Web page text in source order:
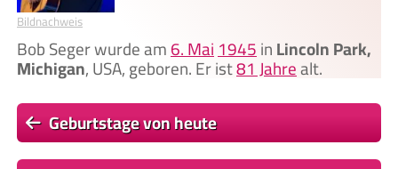
Bildnachweis
Bob Seger wurde am6. Mai1945inLincoln Park,
Michigan, USA, geboren. Er ist81 Jahrealt.
Geburtstage von heute